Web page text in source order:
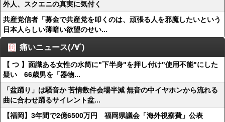
外人、スクエニの真実に気付く
共産党信者「募金で共産党を叩くのは、頑張る人を邪魔したいという
日本人らしい薄暗い欲望のせい...
痛いニュース(ﾉ∀`)
【 つ 】面識ある女性の水筒に"下半身"を押し付け"使用不能"にした
疑い 66歳男を「器物...
「盆踊り」は騒音か 苦情数件会場半減 無音の中イヤホンから流れる
曲に合わせ踊るサイレント盆...
【福岡】3年間で2億6500万円 福岡県議会「海外視察費」公表